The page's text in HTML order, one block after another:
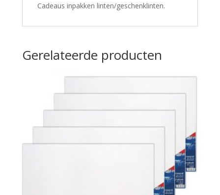
Cadeaus inpakken linten/geschenklinten.
Gerelateerde producten